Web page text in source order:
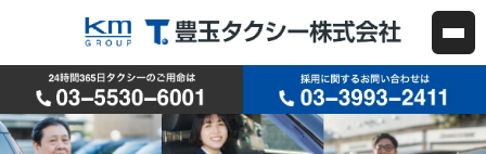
練馬区・中野区のタクシー会